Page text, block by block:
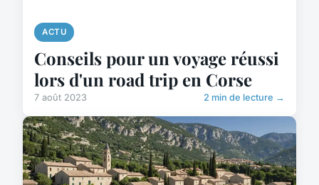
ACTU
Conseils pour un voyage réussi
lors d'un road trip en Corse
7 août 2023 2 min de lecture →